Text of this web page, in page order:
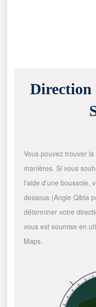
Direction
Vous pouvez trouver
manières. Si vous
l’aide d’une boussole,
dessous (Angle Qibla
déterminer votre
vous est soumise en
Maps.